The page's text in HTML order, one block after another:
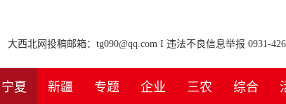
大西北网投稿邮箱：tg090@qq.com I 违法不良信息举报 0931-
宁夏 新疆 专题 企业 三农 综合